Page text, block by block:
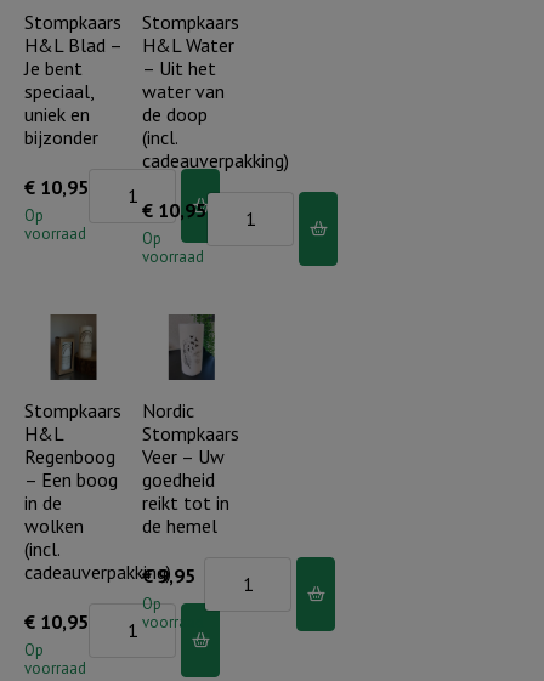
dat
verlangt
water
(incl.
cadeauverpakking)
aantal
cadeauverpakking)
aantal
Stompkaars
H&L Blad –
Je bent
speciaal,
uniek en
bijzonder
€ 10,95
Op
voorraad
Je
bent
speciaal,
uniek
bijzonder
Stompkaars
H&L Water
– Uit het
water van
de doop
(incl.
cadeauverpakking)
€ 10,95
Op
voorraad
Stompkaars
H&L
Uit
van
de
doop
(incl.
cadeauverpakking)
aantal
Stompkaars
H&L
Regenboog
– Een boog
in de
wolken
(incl.
cadeauverpakking)
€ 10,95
Op
voorraad
Stompkaars
Nordic
Stompkaars
Veer – Uw
goedheid
reikt tot in
de hemel
€9,95
Op
voorraad
Nordic
Stompkaars
Veer